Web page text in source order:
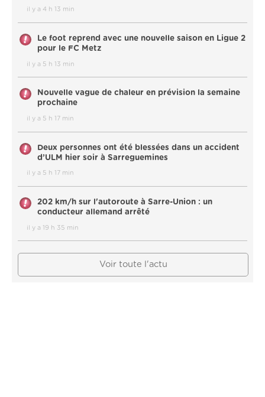
il y a 4 h 13 min
Le foot reprend avec une nouvelle saison en Ligue 2
pour le FC Metz
il y a 5 h 13 min
Nouvelle vague de chaleur en prévision la semaine
prochaine
il y a 5 h 17 min
Deux personnes ont été blessées dans un accident
d’ULM hier soir à Sarreguemines
il y a 5 h 17 min
202 km/h sur l'autoroute à Sarre-Union : un
conducteur allemand arrêté
il y a 19 h 35 min
Voir toute l'actu